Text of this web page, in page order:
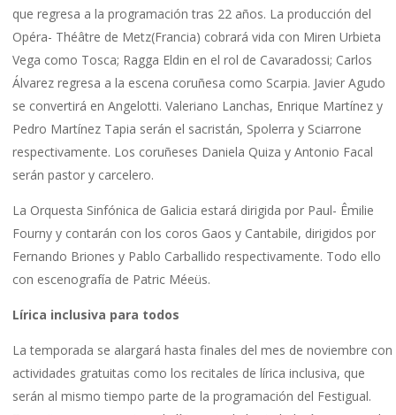
que regresa a la programación tras 22 años. La producción del
Opéra- Théâtre de Metz(Francia) cobrará vida con Miren Urbieta
Vega como Tosca; Ragga Eldin en el rol de Cavaradossi; Carlos
Álvarez regresa a la escena coruñesa como Scarpia. Javier Agudo
se convertirá en Angelotti. Valeriano Lanchas, Enrique Martínez y
Pedro Martínez Tapia serán el sacristán, Spolerra y Sciarrone
respectivamente. Los coruñeses Daniela Quiza y Antonio Facal
serán pastor y carcelero.
La Orquesta Sinfónica de Galicia estará dirigida por Paul- Êmilie
Fourny y contarán con los coros Gaos y Cantabile, dirigidos por
Fernando Briones y Pablo Carballido respectivamente. Todo ello
con escenografía de Patric Méeüs.
Lírica inclusiva para todos
La temporada se alargará hasta finales del mes de noviembre con
actividades gratuitas como los recitales de lírica inclusiva, que
serán al mismo tiempo parte de la programación del Festigual.